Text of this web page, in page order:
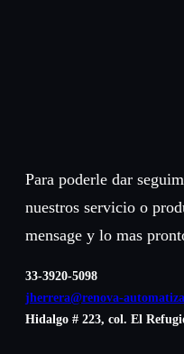
Para poderle dar
nuestros servicio o
mensage y lo mas
33-3920-5098
jherrera@renova-
Hidalgo # 223, col. El